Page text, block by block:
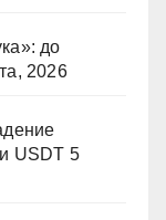
до
2026
USDT 5